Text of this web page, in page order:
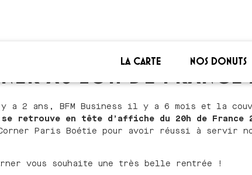
LA CARTE NOS DONUTS
AU 20H DE FRANCE
a 2 ans, BFM Business il y a 6 mois et la
se retrouve en tête d’affiche du 20h de France
Paris Boétie pour avoir réussi à servir
vous souhaite une très belle rentrée !